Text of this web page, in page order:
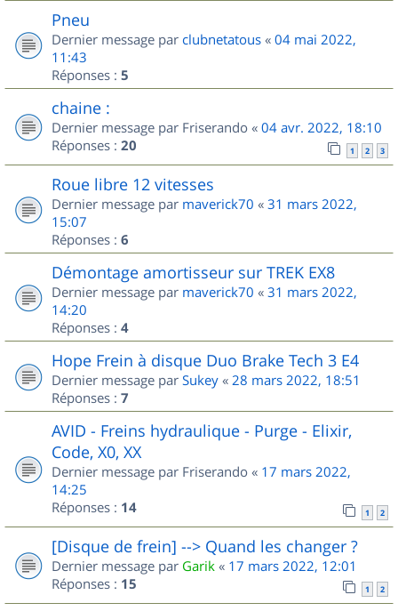
Pneu
Dernier message par clubnetatous « 04 mai 2022,
11:43
Réponses : 5
chaine :
Dernier message par Friserando « 04 avr. 2022, 18:10
Réponses : 20 1 2 3
Roue libre 12 vitesses
Dernier message par maverick70 « 31 mars 2022,
15:07
Réponses : 6
Démontage amortisseur sur TREK EX8
Dernier message par maverick70 « 31 mars 2022,
14:20
Réponses : 4
Hope Frein à disque Duo Brake Tech 3 E4
Dernier message par Sukey « 28 mars 2022, 18:51
Réponses : 7
AVID - Freins hydraulique - Purge - Elixir,
Code, X0, XX
Dernier message par Friserando « 17 mars 2022,
14:25
Réponses : 14 1 2
[Disque de frein] --> Quand les changer ?
Dernier message par Garik « 17 mars 2022, 12:01
Réponses : 15 1 2